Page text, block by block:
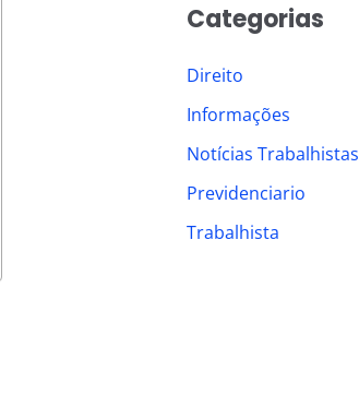
c
f
o
r
:
Categorias
Direito
Informações
Notícias Trabalhistas
Previdenciario
Trabalhista